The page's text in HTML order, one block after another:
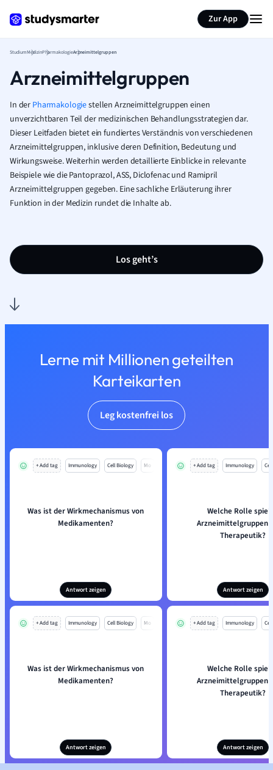
Zur App
StudiumMedizinPharmakologieArzneimittelgruppen
Arzneimittelgruppen
In der Pharmakologiestellen Arzneimittelgruppen einen
unverzichtbaren Teil der medizinischen Behandlungsstrategien dar.
Dieser Leitfaden bietet ein fundiertes Verständnis von verschiedenen
Arzneimittelgruppen, inklusive deren Definition, Bedeutung und
Wirkungsweise. Weiterhin werden detaillierte Einblicke in relevante
Beispiele wie die Pantoprazol, ASS, Diclofenac und Ramipril
Arzneimittelgruppen gegeben. Eine sachliche Erläuterung ihrer
Funktion in der Medizin rundet die Inhalte ab.
Los geht’s
Lerne mit Millionen geteilten
Karteikarten
Leg kostenfrei los
+ Add tag Immunology Cell Biology Mo
Was ist der Wirkmechanismus von
Medikamenten?
Antwort zeigen
+ Add tag Immunology
Welche Rolle
Arzneimittelgruppen
Therapeutik?
Antwort zeigen
+ Add tag Immunology Cell Biology Mo
Was ist der Wirkmechanismus von
Medikamenten?
Antwort zeigen
+ Add tag Immunology
Welche Rolle
Arzneimittelgruppen
Therapeutik?
Antwort zeigen